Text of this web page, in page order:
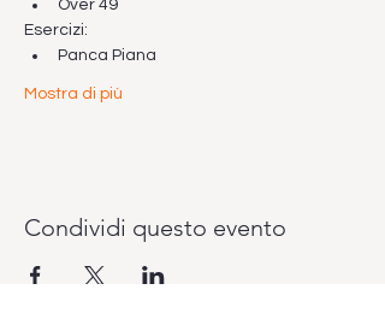
Over 49
Esercizi:
Panca Piana
Mostra di più
Condividi questo evento